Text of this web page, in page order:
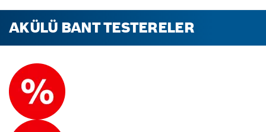
AKÜLÜ BANT TESTERELER